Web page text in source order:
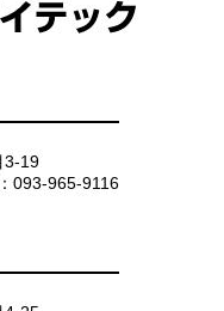
3-19
093-965-9116